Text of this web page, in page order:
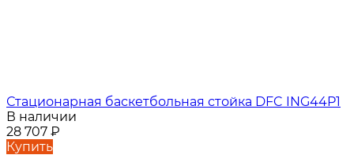
Стационарная баскетбольная стойка DFC ING44P1
В наличии
28 707 ₽
Купить